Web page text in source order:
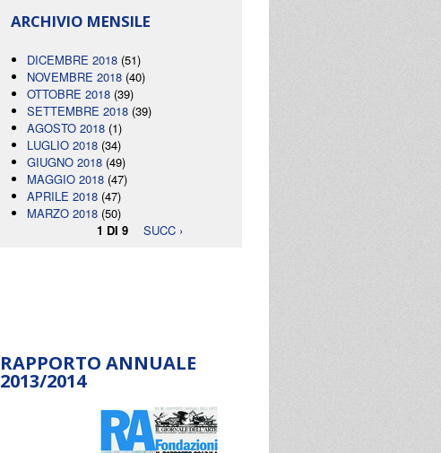
ARCHIVIO MENSILE
DICEMBRE 2018 (51)
NOVEMBRE 2018 (40)
OTTOBRE 2018 (39)
SETTEMBRE 2018 (39)
AGOSTO 2018 (1)
LUGLIO 2018 (34)
GIUGNO 2018 (49)
MAGGIO 2018 (47)
APRILE 2018 (47)
MARZO 2018 (50)
1 DI 9
SUCC ›
RAPPORTO ANNUALE
2013/2014